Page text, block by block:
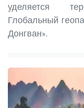
уделяется
Глобальный
Донгван».